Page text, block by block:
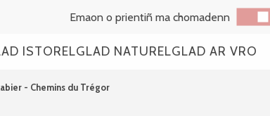
Emaon o prientiñ ma chomadenn
ISTORELGLAD NATURELGLAD AR VRO
- Chemins du Trégor